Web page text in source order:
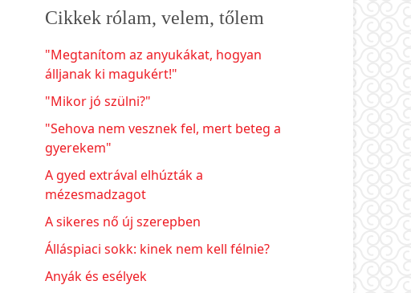
Cikkek rólam, velem, tőlem
"Megtanítom az anyukákat, hogyan
álljanak ki magukért!"
"Mikor jó szülni?"
"Sehova nem vesznek fel, mert beteg a
gyerekem"
A gyed extrával elhúzták a
mézesmadzagot
A sikeres nő új szerepben
Álláspiaci sokk: kinek nem kell félnie?
Anyák és esélyek